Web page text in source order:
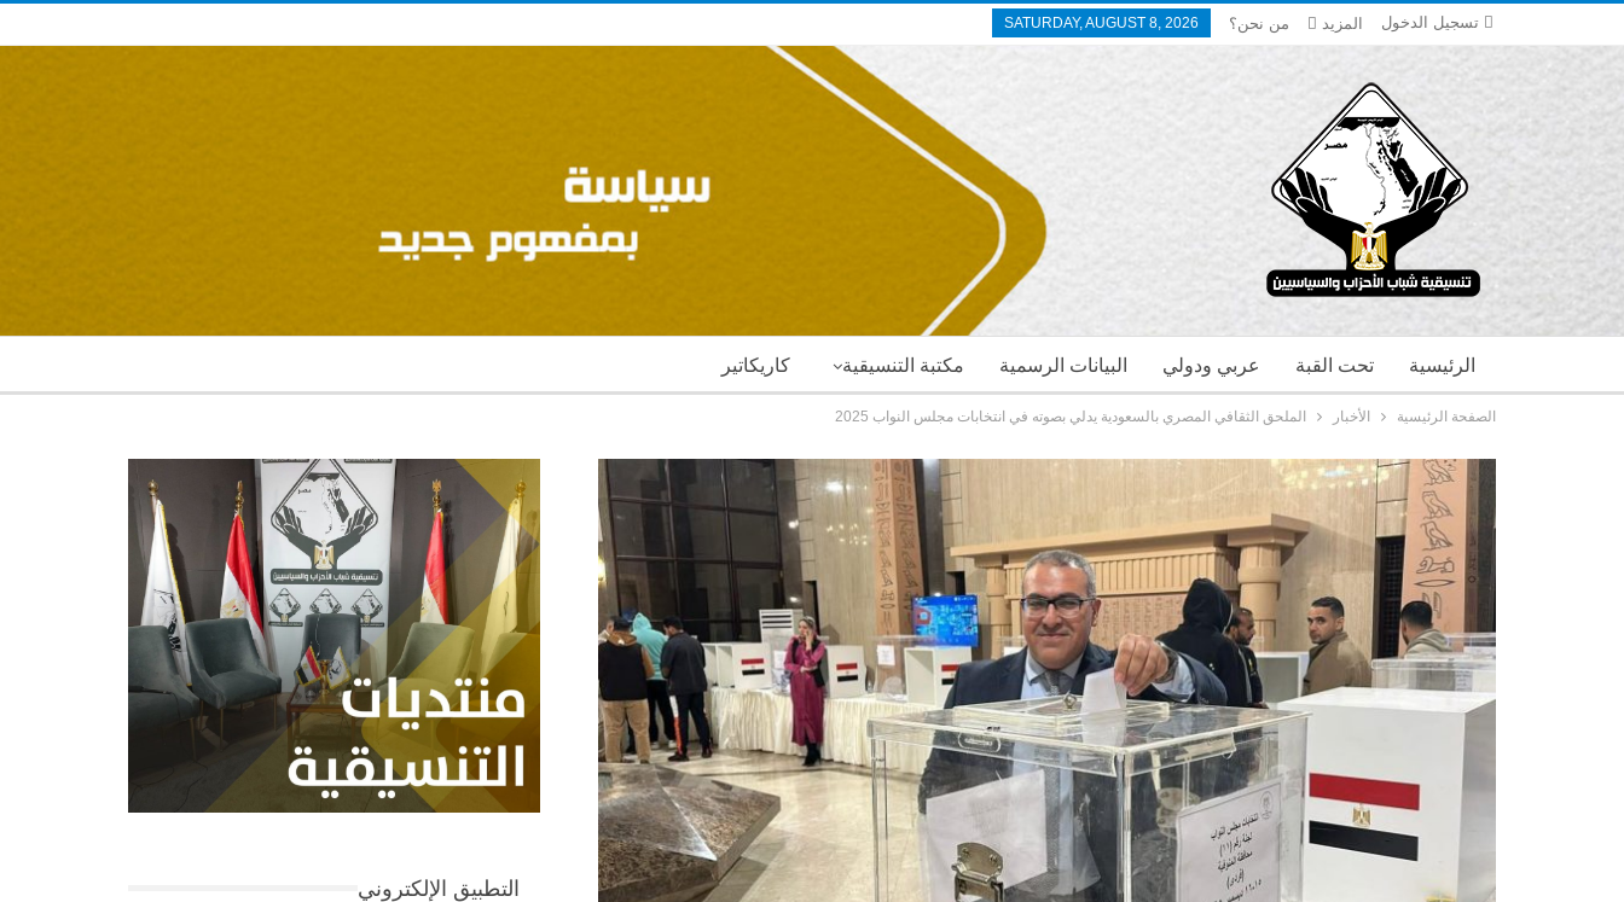
تسجيل الدخول SATURDAY, AUGUST 8, 2026 من نحن؟ المزيد
كاريكاتير مكتبة التنسيقية البيانات الرسمية عربي ودولي تحت القبة الرئيسية
الصفحة الرئيسية الأخبار الملحق الثقافي المصري بالسعودية يدلي بصوته في انتخابات مجلس النواب 2025
التطبيق الإلكتروني